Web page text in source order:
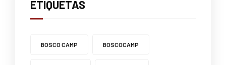
ETIQUETAS
BOSCO CAMP BOSCOCAMP